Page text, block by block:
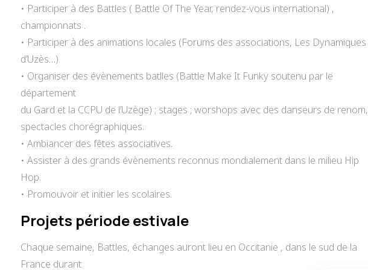
• Participer à des Battles ( Battle Of The Year, rendez-vous international) ,
championnats .
• Participer à des animations locales (Forums des associations, Les Dynamiques
d’Uzès…)
• Organiser des évènements batlles (Battle Make It Funky soutenu par le
département
du Gard et la CCPU de l’Uzège) ; stages ; worshops avec des danseurs de renom,
spectacles chorégraphiques.
• Ambiancer des fêtes associatives.
• Assister à des grands évènements reconnus mondialement dans le milieu Hip
Hop.
• Promouvoir et initier les scolaires.
Projets période estivale
Chaque semaine, Battles, échanges auront lieu en Occitanie , dans le sud de la
France durant